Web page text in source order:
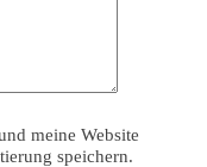
meine Website
speichern.